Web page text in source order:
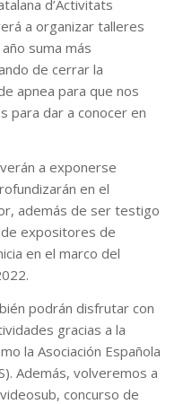
d’Activitats
a organizar talleres
suma más
de cerrar la
apnea para que nos
para dar a conocer en
a exponerse
en el
además de ser testigo
expositores de
en el marco del
podrán disfrutar con
gracias a la
la Asociación Española
Además, volveremos a
concurso de